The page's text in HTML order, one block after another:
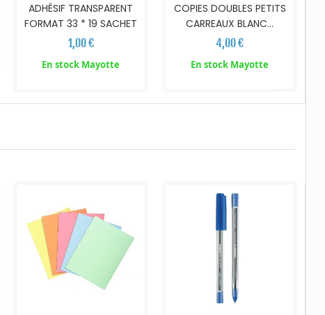
ADHÉSIF TRANSPARENT
FORMAT 33 * 19 SACHET
1,00 €
En stock Mayotte
COPIES DOUBLES PETITS
CARREAUX BLANC...
4,00 €
En stock Mayotte